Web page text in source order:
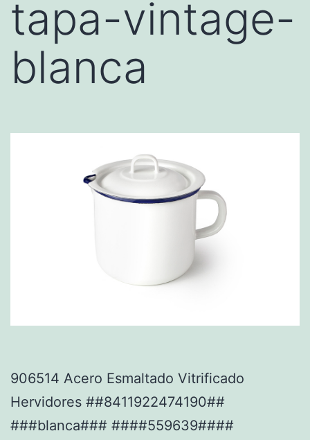
tapa-vintage-
blanca
906514 Acero Esmaltado Vitrificado
Hervidores ##8411922474190##
###blanca### ####559639####